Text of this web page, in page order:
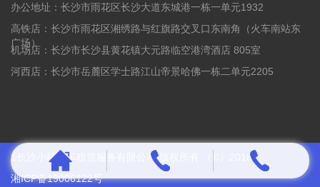
办公地址：长沙市雨花区长沙大道东城港一栋一单元1932
高铁店：长沙市雨花区湘绣路与红旗路交叉口东南角（火车南站东
广场）
机场店：长沙市长沙县黄花镇大元路临空港湾酒店 805室
河西店：长沙市岳麓区学士路江山帝景哈佛一栋二单元2205
1长沙小桔汽车租赁服务有限公司 版权所有 （©）2018
湘ICP备19006122号